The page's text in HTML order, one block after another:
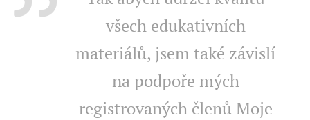
všech edukativních
materiálů, jsem také závislí
na podpoře mých
registrovaných členů Moje